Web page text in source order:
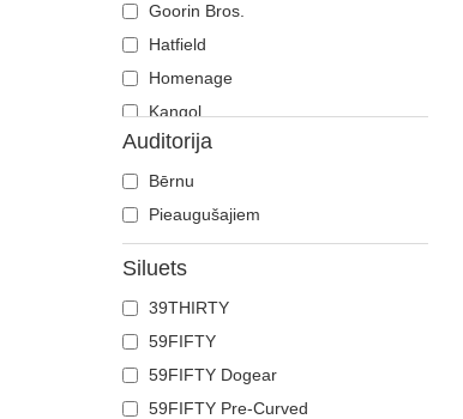
Goorin Bros.
Hatfield
Homenage
Kangol
Mitchell & Ness
New Era
Nike
Oblack
Pica Pica
Polo Ralph Lauren
Superdry
Von Dutch
Auditorija
Bērnu
Pieaugušajiem
Siluets
39THIRTY
59FIFTY
59FIFTY Dogear
59FIFTY Pre-Curved